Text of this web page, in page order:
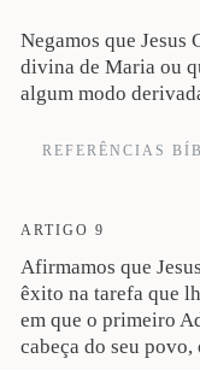
Negamos que Jesus
divina de Maria ou
algum modo
REFERÊNCIAS
de Davi, cujo nome era
ARTIGO 9
Afirmamos que
êxito na tarefa que
em que o primeiro
cabeça do seu